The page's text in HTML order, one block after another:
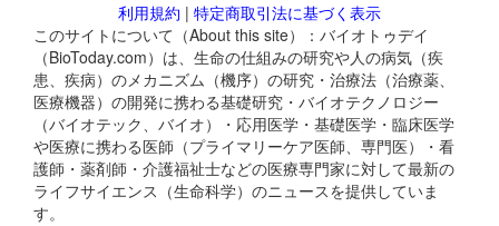
利用規約 | 特定商取引法に基づく表示
このサイトについて（About this site）：バイオトゥデイ
（BioToday.com）は、生命の仕組みの研究や人の病気（疾
患、疾病）のメカニズム（機序）の研究・治療法（治療薬、
医療機器）の開発に携わる基礎研究・バイオテクノロジー
（バイオテック、バイオ）・応用医学・基礎医学・臨床医学
や医療に携わる医師（プライマリーケア医師、専門医）・看
護師・薬剤師・介護福祉士などの医療専門家に対して最新の
ライフサイエンス（生命科学）のニュースを提供していま
す。